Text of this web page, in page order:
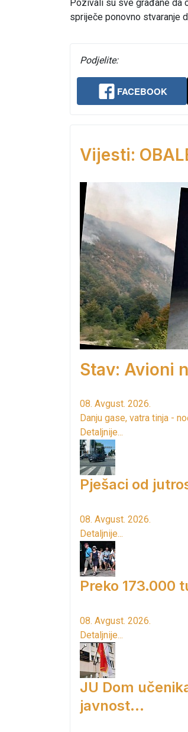
Pozivali su sve građane da
spriječe ponovno stvaranje
Podjelite:
FACEBOOK
Vijesti:
Stav: Avioni
08. Avgust. 2026.
Danju gase, vatra tinja -
Detaljnije...
Pješaci od
08. Avgust. 2026.
Detaljnije...
Preko 173.000
08. Avgust. 2026.
Detaljnije...
JU Dom
javnost...